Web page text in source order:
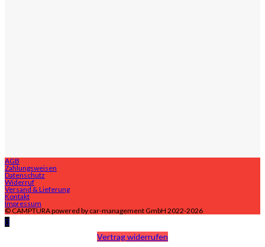
AGB
Zahlungsweisen
Datenschutz
Widerruf
Versand & Lieferung
Kontakt
Impressum
© CAMPTURA powered by car-management GmbH 2022-2026
Vertrag widerrufen